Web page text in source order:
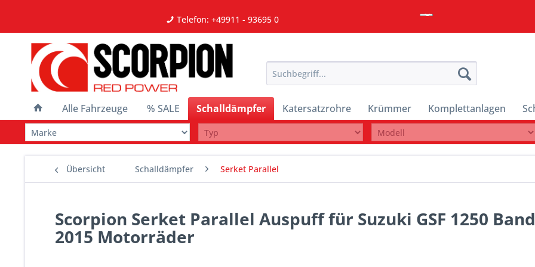
Telefon: +49911 - 93695 0
Alle Fahrzeuge % SALE Schalldämpfer Katersatzrohre Krümmer Komplettanlagen
Übersicht Schalldämpfer Serket Parallel
Scorpion Serket Parallel Auspuff für Suzuki GSF 1250
2015 Motorräder